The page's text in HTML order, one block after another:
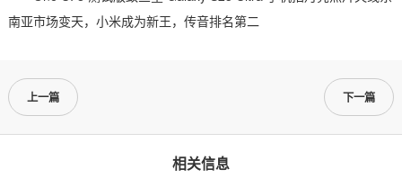
南亚市场变天，小米成为新王，传音排名第二
上一篇 下一篇
相关信息